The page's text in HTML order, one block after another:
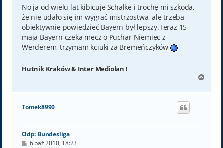
t
No ja od wielu lat kibicuje Schalke i trochę mi szkoda,
że nie udało się im wygrać mistrzostwa, ale trzeba
obiektywnie powiedzieć Bayern był lepszy.Teraz 15
maja Bayern czeka mecz o Puchar Niemiec z
Werderem, trzymam kciuki za Bremeńczyków
Hutnik Kraków & Inter Mediolan !
g
Tomek8990
Odp: Bundesliga
P6 paź 2010, 18:23